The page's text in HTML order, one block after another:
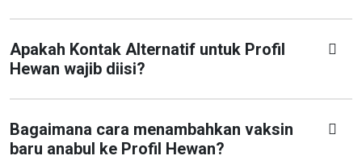
Apakah Kontak Alternatif untuk Profil
Hewan wajib diisi?
Bagaimana cara menambahkan vaksin
baru anabul ke Profil Hewan?